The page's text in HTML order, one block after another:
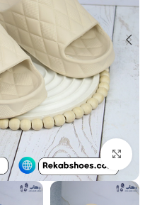
بزرگنمایی تصویر